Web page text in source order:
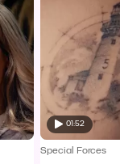
01:52
Special Forces